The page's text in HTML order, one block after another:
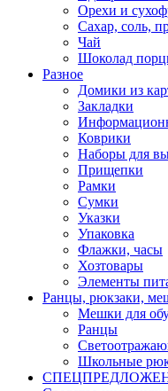
Орехи и
Сахар, соль,
Чай
Шоколад
Разное
Домики из
Закладки
Коврики
Наборы для
Прищепки
Рамки
Сумки
Указки
Упаковка
Флажки, часы
Хозтовары
Элементы
Ранцы, рюкзаки,
Мешки для
Ранцы
Школьные